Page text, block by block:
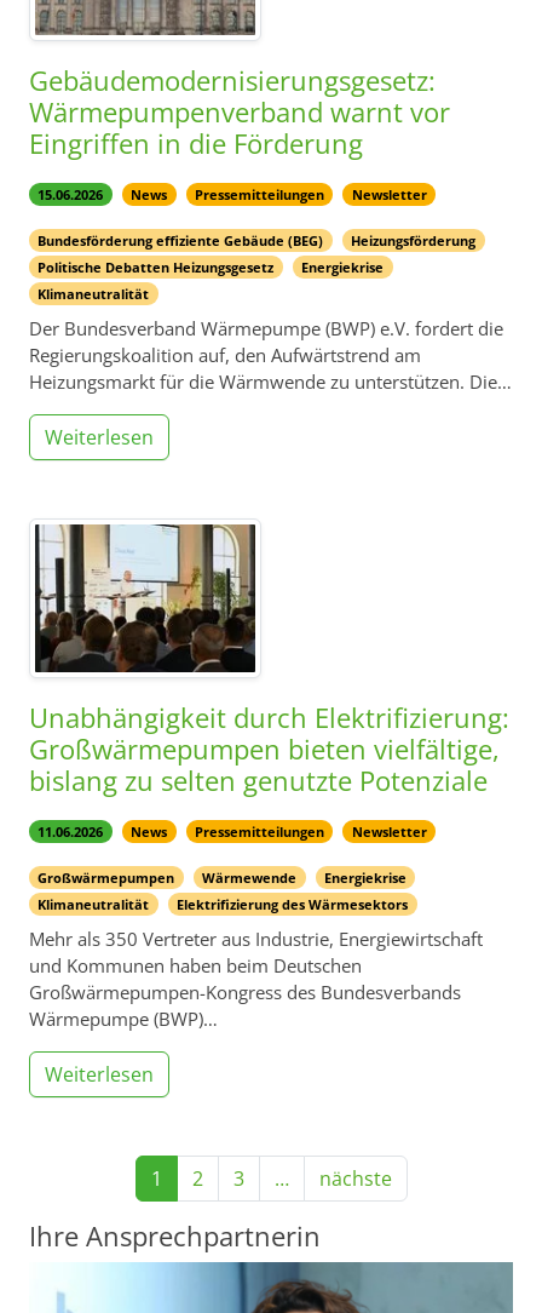
Gebäudemodernisierungsgesetz:
Wärmepumpenverband warnt vor
Eingriffen in die Förderung
15.06.2026 News Pressemitteilungen Newsletter
Bundesförderung effiziente Gebäude (BEG)
Heizungsförderung
Politische Debatten Heizungsgesetz
Energiekrise
Klimaneutralität
Der Bundesverband Wärmepumpe (BWP) e.V. fordert die
Regierungskoalition auf, den Aufwärtstrend am
Heizungsmarkt für die Wärmwende zu unterstützen. Die…
Weiterlesen
Unabhängigkeit durch Elektrifizierung:
Großwärmepumpen bieten vielfältige,
bislang zu selten genutzte Potenziale
11.06.2026 News Pressemitteilungen Newsletter
Großwärmepumpen Wärmewende
Energiekrise
Klimaneutralität
Elektrifizierung des Wärmesektors
Mehr als 350 Vertreter aus Industrie, Energiewirtschaft
und Kommunen haben beim Deutschen
Großwärmepumpen-Kongress des Bundesverbands
Wärmepumpe (BWP)…
Weiterlesen
1 2 3 … nächste
Ihre Ansprechpartnerin